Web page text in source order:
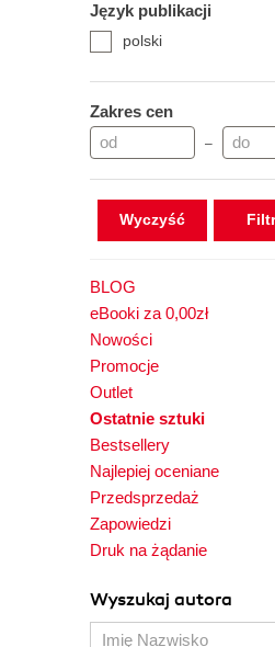
Tablice informatyczne
Język publikacji
polski
Zakres cen
–
Wyczyść
BLOG
eBooki za 0,00zł
Nowości
Promocje
Outlet
Ostatnie sztuki
Bestsellery
Najlepiej oceniane
Przedsprzedaż
Zapowiedzi
Druk na żądanie
Wyszukaj autora